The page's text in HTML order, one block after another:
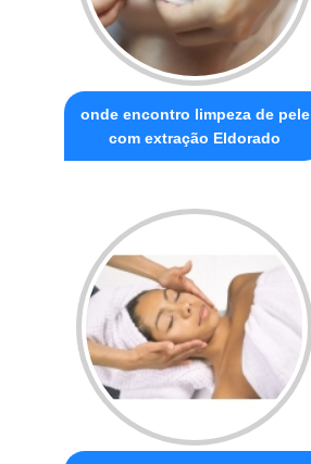
onde encontro limpeza de pele
com extração Eldorado